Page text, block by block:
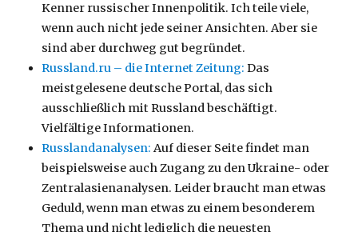
Kenner russischer Innenpolitik. Ich teile viele,
wenn auch nicht jede seiner Ansichten. Aber sie
sind aber durchweg gut begründet.
Russland.ru – die Internet Zeitung: Das
meistgelesene deutsche Portal, das sich
ausschließlich mit Russland beschäftigt.
Vielfältige Informationen.
Russlandanalysen: Auf dieser Seite findet man
beispielsweise auch Zugang zu den Ukraine- oder
Zentralasienanalysen. Leider braucht man etwas
Geduld, wenn man etwas zu einem besonderem
Thema und nicht lediglich die neuesten